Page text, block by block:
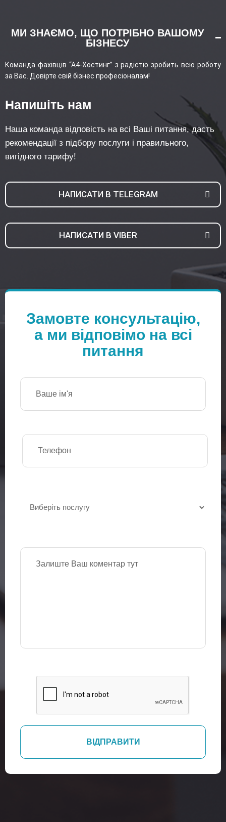
МИ ЗНАЄМО, ЩО ПОТРІБНО ВАШОМУ
БІЗНЕСУ
Команда фахівців “А4-Хостинг” з радістю зробить всю роботу
за Вас. Довірте свій бізнес професіоналам!
Напишіть нам
Наша команда відповість на всі Ваші питання, дасть
рекомендації з підбору послуги і правильного,
вигідного тарифу!
НАПИСАТИ В TELEGRAM
НАПИСАТИ В VIBER
Замовте консультацію,
а ми відповімо на всі
питання